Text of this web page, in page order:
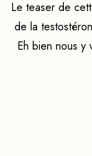
Le teaser de
de la
Eh bien nous y